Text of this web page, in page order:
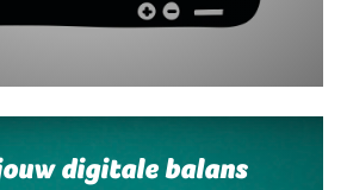
digitale balans